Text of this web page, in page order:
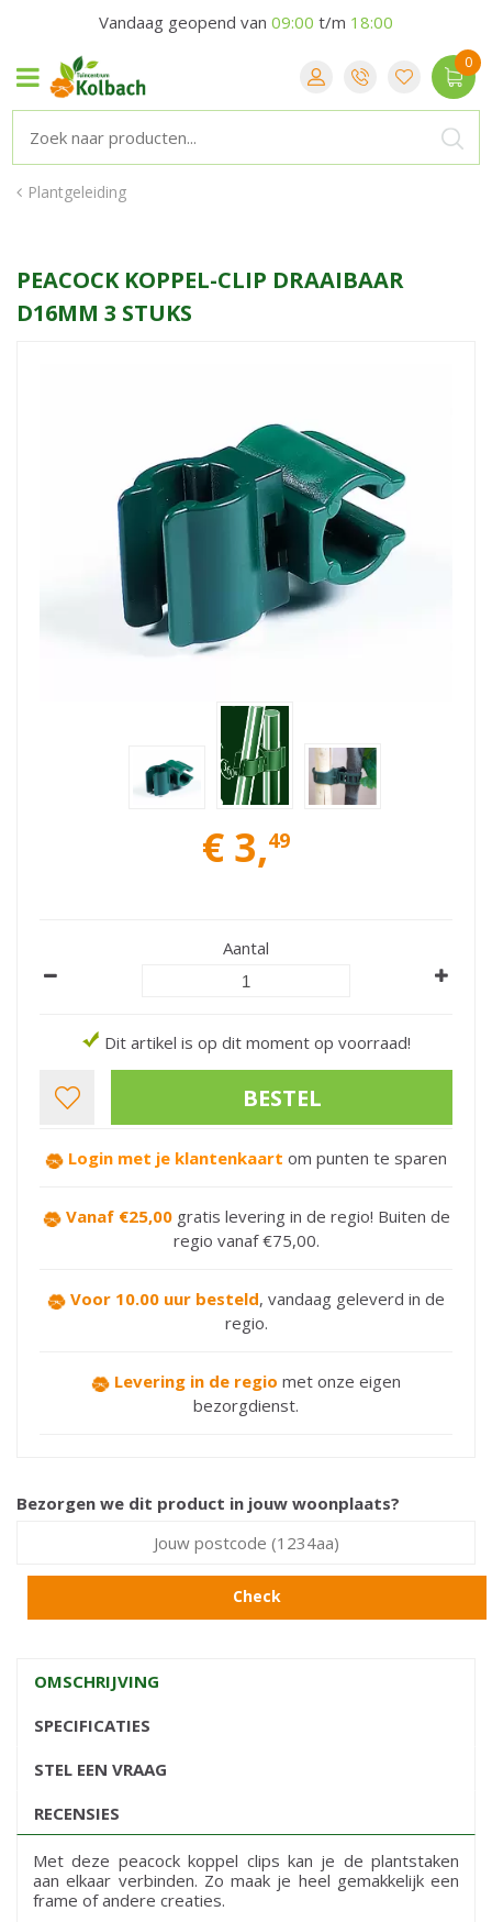
Plantgeleiding
Vandaag geopend van 09:00 t/m 18:00
PEACOCK KOPPEL-CLIP DRAAIBAAR
D16MM 3 STUKS
€ 3,49
Aantal
Dit artikel is op dit moment op voorraad!
Login met je klantenkaart om punten te sparen
Vanaf €25,00gratis levering in de regio! Buiten de
regio vanaf €75,00.
Voor 10.00 uur besteld, vandaag geleverd in de
regio.
Levering in de regio met onze eigen
bezorgdienst.
Bezorgen we dit product in jouw woonplaats?
Check
OMSCHRIJVING
SPECIFICATIES
STEL EEN VRAAG
RECENSIES
Met deze peacock koppel clips kan je de plantstaken
aan elkaar verbinden. Zo maak je heel gemakkelijk een
frame of andere creaties.